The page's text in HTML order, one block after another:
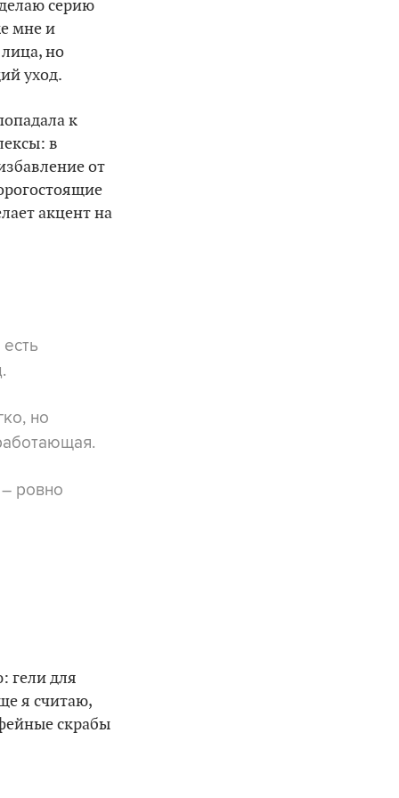
серию
мне и
но
уход.
к
в
от
акцент на
но
ровно
гели для
я считаю,
скрабы